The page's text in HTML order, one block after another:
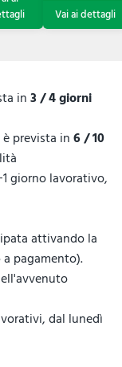
in3 / 4 giorni
prevista in6 / 10
giorno lavorativo,
attivando la
pagamento).
dal lunedì